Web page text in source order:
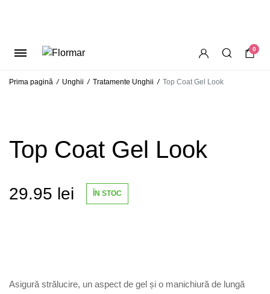
0
Prima pagină / Unghii / Tratamente Unghii / Top Coat Gel Look
Top Coat Gel Look
29.95 lei ÎN STOC
Asigură strălucire, un aspect de gel și o manichiură de lungă